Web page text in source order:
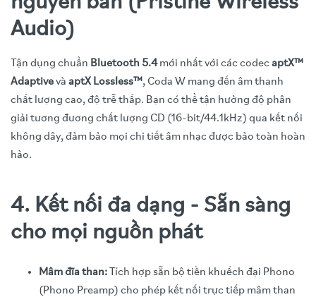
Audio)
Tận dụng chuẩn Bluetooth 5.4mới nhất với các codec aptX™
Adaptivevà aptX Lossless™, Coda W mang đến âm thanh
chất lượng cao, độ trễ thấp. Bạn có thể tận hưởng độ phân
giải tương đương chất lượng CD (16-bit/44.1kHz) qua kết nối
không dây, đảm bảo mọi chi tiết âm nhạc được bảo toàn hoàn
hảo.
4. Kết nối đa dạng - Sẵn sàng
cho mọi nguồn phát
Mâm đĩa than: Tích hợp sẵn bộ tiền khuếch đại Phono
(Phono Preamp) cho phép kết nối trực tiếp mâm than